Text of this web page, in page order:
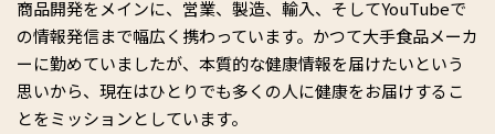
商品開発をメインに、営業、製造、輸入、そしてYouTubeで
の情報発信まで幅広く携わっています。かつて大手食品メーカ
ーに勤めていましたが、本質的な健康情報を届けたいという
思いから、現在はひとりでも多くの人に健康をお届けするこ
とをミッションとしています。